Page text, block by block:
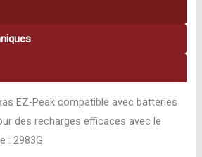
EZ-Peak compatible avec batteries
des recharges efficaces avec le
: 2983G.